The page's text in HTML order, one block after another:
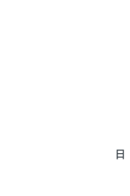
日